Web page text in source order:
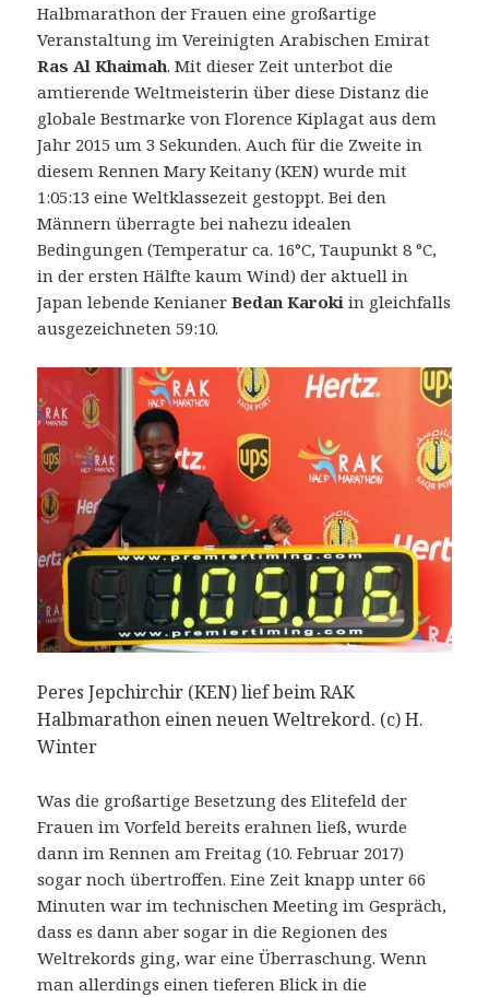
Halbmarathon der Frauen eine großartige
Veranstaltung im Vereinigten Arabischen Emirat
Ras Al Khaimah. Mit dieser Zeit unterbot die
amtierende Weltmeisterin über diese Distanz die
globale Bestmarke von Florence Kiplagat aus dem
Jahr 2015 um 3 Sekunden. Auch für die Zweite in
diesem Rennen Mary Keitany (KEN) wurde mit
1:05:13 eine Weltklassezeit gestoppt. Bei den
Männern überragte bei nahezu idealen
Bedingungen (Temperatur ca. 16°C, Taupunkt 8 °C,
in der ersten Hälfte kaum Wind) der aktuell in
Japan lebende Kenianer Bedan Karoki in gleichfalls
ausgezeichneten 59:10.
Peres Jepchirchir (KEN) lief beim RAK
Halbmarathon einen neuen Weltrekord. (c) H.
Winter
Was die großartige Besetzung des Elitefeld der
Frauen im Vorfeld bereits erahnen ließ, wurde
dann im Rennen am Freitag (10. Februar 2017)
sogar noch übertroffen. Eine Zeit knapp unter 66
Minuten war im technischen Meeting im Gespräch,
dass es dann aber sogar in die Regionen des
Weltrekords ging, war eine Überraschung. Wenn
man allerdings einen tieferen Blick in die